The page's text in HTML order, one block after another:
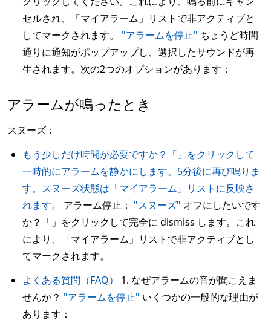
セルされ、「マイアラーム」リストで非アクティブと
してマークされます。 "アラームを停止" ちょうど時間
通りに通知がポップアップし、選択したサウンドが再
生されます。次の2つのオプションがあります：
アラームが鳴ったとき
スヌーズ：
もう少しだけ時間が必要ですか？「」をクリックして
一時的にアラームを静かにします。5分後に再び鳴りま
す。スヌーズ状態は「マイアラーム」リストに反映さ
れます。
アラーム停止： "スヌーズ" オフにしたいです
か？「」をクリックして完全に dismiss します。これ
により、「マイアラーム」リストで非アクティブとし
てマークされます。
よくある質問（FAQ）
1. なぜアラームの音が聞こえま
せんか？ "アラームを停止" いくつかの一般的な理由が
あります：